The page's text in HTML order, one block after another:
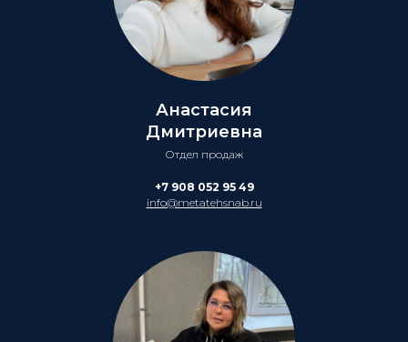
Анастасия
Дмитриевна
Отдел продаж
+7 908 052 95 49
info@metatehsnab.ru